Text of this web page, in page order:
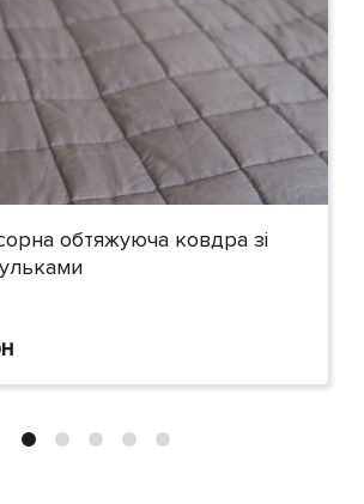
обтяжуюча ковдра зі